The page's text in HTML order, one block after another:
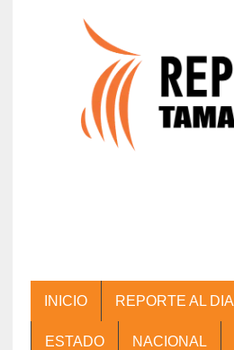
INICIO REPORTE AL DIA
ESTADO NACIONAL